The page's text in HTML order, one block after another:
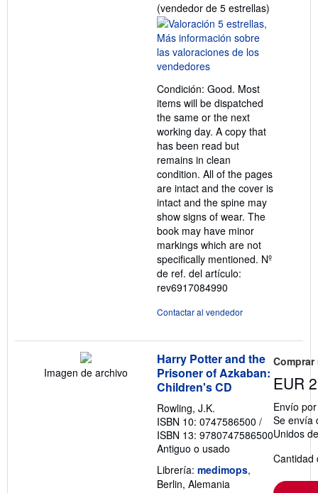
(vendedor de 5 estrellas)
Condición: Good. Most
items will be dispatched
the same or the next
working day. A copy that
has been read but
remains in clean
condition. All of the pages
are intact and the cover is
intact and the spine may
show signs of wear. The
book may have minor
markings which are not
specifically mentioned. Nº
de ref. del artículo:
rev6917084990
Contactar al vendedor
Imagen de archivo
Harry Potter and the
Prisoner of Azkaban:
Children's CD
Rowling, J.K.
ISBN 10: 0747586500 /
ISBN 13: 9780747586500
Antiguo o usado
Librería: medimops,
Berlin, Alemania
EUR
Envío
Se envía
Unidos
Cantidad